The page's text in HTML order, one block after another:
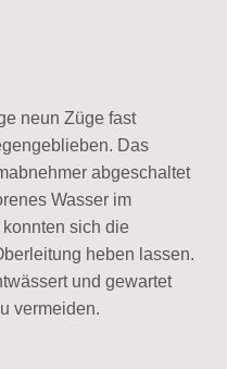
neun Züge fast
Das
abgeschaltet
Wasser im
sich die
heben lassen.
und gewartet
vermeiden.